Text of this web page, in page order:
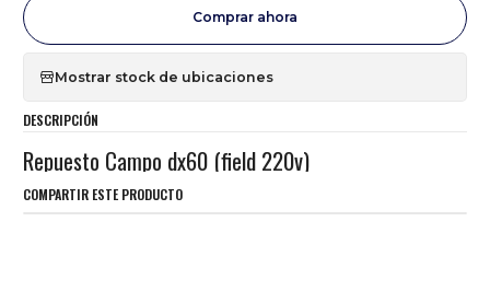
Comprar ahora
Mostrar stock de ubicaciones
DESCRIPCIÓN
Repuesto Campo dx60 (field 220v)
COMPARTIR ESTE PRODUCTO